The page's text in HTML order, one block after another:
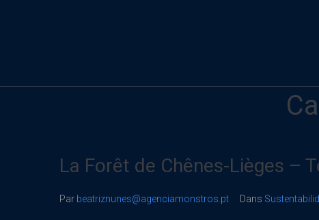
La Forêt de Chênes-Lièges –
Par beatriznunes@agenciamonstros.pt Dans